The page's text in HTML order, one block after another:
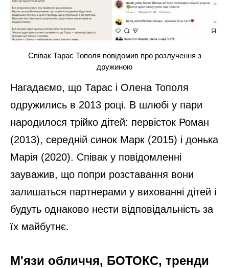
Співак Тарас Тополя повідомив про розлучення з
дружиною
Нагадаємо, що Тарас і Олена Тополя
одружились в 2013 році. В шлюбі у пари
народилося трійко дітей: первісток Роман
(2013), середній синок Марк (2015) і донька
Марія (2020). Співак у повідомленні
зауважив, що попри розставання вони
залишаться партнерами у вихованні дітей і
будуть однаково нести відповідальність за
їх майбутнє.
М'язи обличчя, БОТОКС, тренди